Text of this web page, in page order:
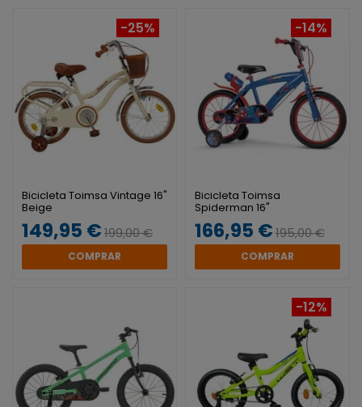
-25%
Bicicleta Toimsa Vintage 16"
Beige
149,95 €199,00 €
COMPRAR
-14%
Bicicleta Toimsa
Spiderman 16"
166,95 €195,00 €
COMPRAR
-12%